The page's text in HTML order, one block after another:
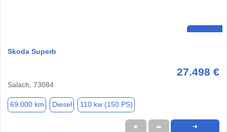
Skoda Superb
27.498 €
Salach, 73084
69.000 km Diesel 110 kw (150 PS)
★ ➦ ➜